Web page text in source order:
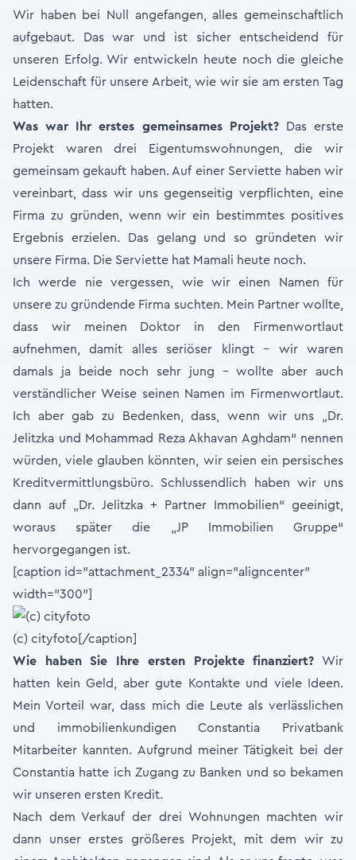
Wir haben bei Null angefangen, alles gemeinschaftlich
aufgebaut. Das war und ist sicher entscheidend für
unseren Erfolg. Wir entwickeln heute noch die gleiche
Leidenschaft für unsere Arbeit, wie wir sie am ersten Tag
hatten.
Was war Ihr erstes gemeinsames Projekt?Das erste
Projekt waren drei Eigentumswohnungen, die wir
gemeinsam gekauft haben. Auf einer Serviette haben wir
vereinbart, dass wir uns gegenseitig verpflichten, eine
Firma zu gründen, wenn wir ein bestimmtes positives
Ergebnis erzielen. Das gelang und so gründeten wir
unsere Firma. Die Serviette hat Mamali heute noch.
Ich werde nie vergessen, wie wir einen Namen für
unsere zu gründende Firma suchten. Mein Partner wollte,
dass wir meinen Doktor in den Firmenwortlaut
aufnehmen, damit alles seriöser klingt - wir waren
damals ja beide noch sehr jung - wollte aber auch
verständlicher Weise seinen Namen im Firmenwortlaut.
Ich aber gab zu Bedenken, dass, wenn wir uns „Dr.
Jelitzka und Mohammad Reza Akhavan Aghdam“ nennen
würden, viele glauben könnten, wir seien ein persisches
Kreditvermittlungsbüro. Schlussendlich haben wir uns
dann auf „Dr. Jelitzka + Partner Immobilien“ geeinigt,
woraus später die „JP Immobilien Gruppe“
hervorgegangen ist.
[caption id="attachment_2334" align="aligncenter"
width="300"]
(c) cityfoto[/caption]
Wie haben Sie Ihre ersten Projekte finanziert? Wir
hatten kein Geld, aber gute Kontakte und viele Ideen.
Mein Vorteil war, dass mich die Leute als verlässlichen
und immobilienkundigen Constantia Privatbank
Mitarbeiter kannten. Aufgrund meiner Tätigkeit bei der
Constantia hatte ich Zugang zu Banken und so bekamen
wir unseren ersten Kredit.
Nach dem Verkauf der drei Wohnungen machten wir
dann unser erstes größeres Projekt, mit dem wir zu